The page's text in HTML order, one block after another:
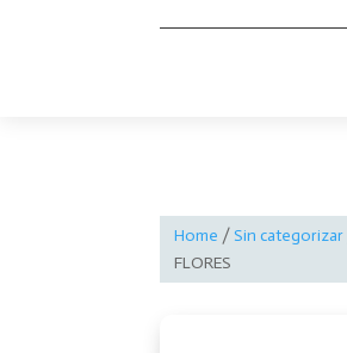
Home /Sin categorizar
FLORES